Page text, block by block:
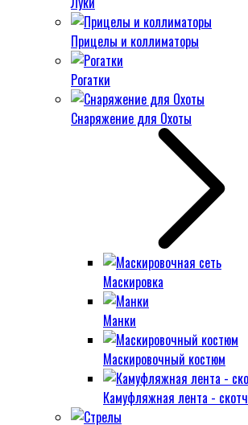
Прицелы и коллиматоры
Рогатки
Снаряжение для Охоты
Маскировка
Манки
Маскировочный костюм
Камуфляжная лента - скотч